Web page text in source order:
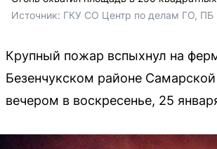
Источник: ГКУ СО Центр по делам ГО, ПБ
Крупный пожар вспыхнул на
Безенчукском районе
вечером в воскресенье, 25